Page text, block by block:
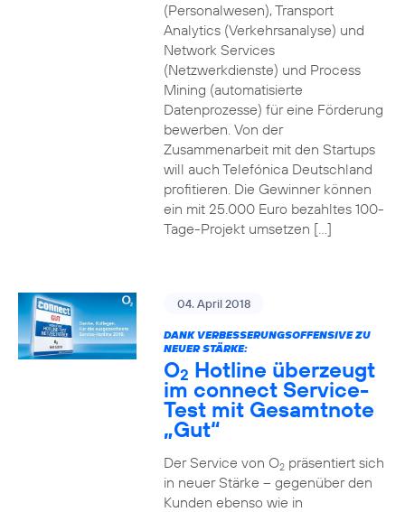
(Personalwesen), Transport
Analytics (Verkehrsanalyse) und
Network Services
(Netzwerkdienste) und Process
Mining (automatisierte
Datenprozesse) für eine Förderung
bewerben. Von der
Zusammenarbeit mit den Startups
will auch Telefónica Deutschland
profitieren. Die Gewinner können
ein mit 25.000 Euro bezahltes 100-
Tage-Projekt umsetzen […]
04. April 2018
DANK VERBESSERUNGSOFFENSIVE ZU
NEUER STÄRKE:
O2 Hotline überzeugt
im connect Service-
Test mit Gesamtnote
„Gut“
Der Service von O2präsentiert sich
in neuer Stärke – gegenüber den
Kunden ebenso wie in